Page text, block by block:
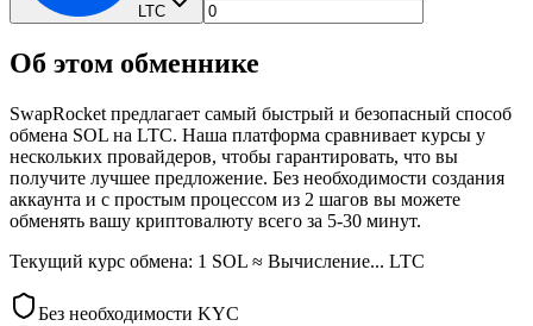
LTC
Об этом обменнике
SwapRocket предлагает самый быстрый и безопасный способ
обмена SOL на LTC. Наша платформа сравнивает курсы у
нескольких провайдеров, чтобы гарантировать, что вы
получите лучшее предложение. Без необходимости создания
аккаунта и с простым процессом из 2 шагов вы можете
обменять вашу криптовалюту всего за 5-30 минут.
Текущий курс обмена: 1 SOL ≈ Вычисление... LTC
Без необходимости KYC